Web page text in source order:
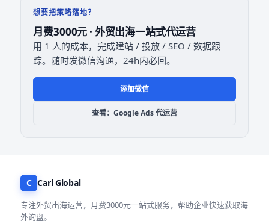
想要把策略落地？
月费3000元 · 外贸出海一站式代运营
用 1 人的成本，完成建站 / 投放 / SEO / 数据跟
踪。随时发微信沟通，24h内必回。
添加微信
查看：Google Ads 代运营
C Carl Global
专注外贸出海运营，月费3000元一站式服务，帮助企业快速获取海
外询盘。